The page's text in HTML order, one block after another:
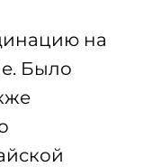
на
Было